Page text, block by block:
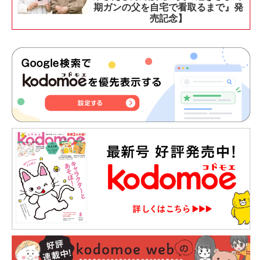
期ガンの父を自宅で看取るまで』発
売記念】